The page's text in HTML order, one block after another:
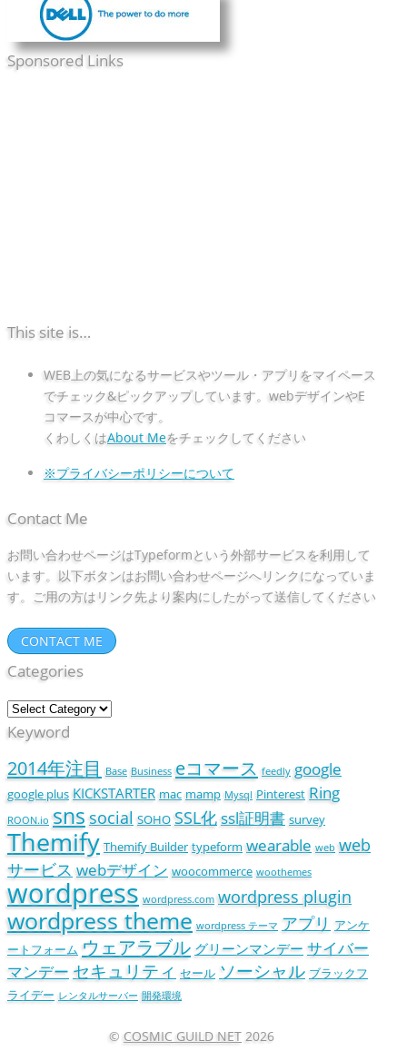
Sponsored Links
This site is…
WEB上の気になるサービスやツール・アプリをマイペース
でチェック&ピックアップしています。webデザインやE
コマースが中心です。
くわしくはAbout Meをチェックしてください
※プライバシーポリシーについて
Contact Me
お問い合わせページはTypeformという外部サービスを利用して
います。以下ボタンはお問い合わせページへリンクになっていま
す。ご用の方はリンク先より案内にしたがって送信してください
CONTACT ME
Categories
Keyword
2014年注目 Base Business eコマース feedly google
google plus KICKSTARTER mac mamp Mysql Pinterest Ring
ROON.io sns social SOHO SSL化ssl証明書 survey
Themify Themify Builder typeform wearable web web
サービス webデザイン woocommerce woothemes
wordpress wordpress.com wordpress plugin
wordpress theme wordpress テーマ アプリ アンケ
ートフォーム ウェアラブル グリーンマンデー サイバー
マンデー セキュリティ セール ソーシャル ブラックフ
ライデー レンタルサーバー 開発環境
©COSMIC GUILD NET 2026